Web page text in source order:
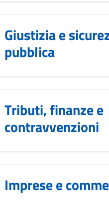
Giustizia e
pubblica
Tributi, finanze e
contravvenzioni
Imprese e